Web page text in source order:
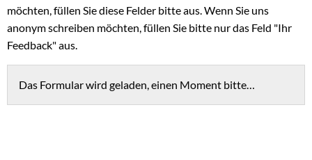
möchten, füllen Sie diese Felder bitte aus. Wenn Sie uns
anonym schreiben möchten, füllen Sie bitte nur das Feld "Ihr
Feedback" aus.
Das Formular wird geladen, einen Moment bitte…